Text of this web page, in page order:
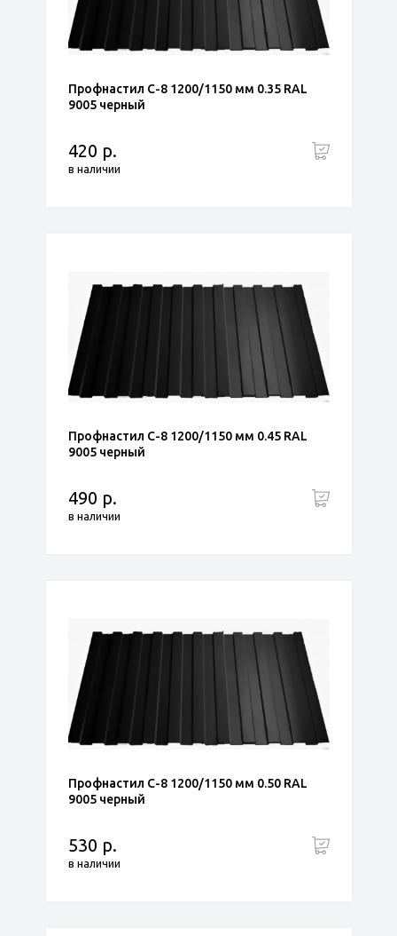
Профнастил С-8 1200/1150 мм 0.35 RAL
9005 черный
420 р.
в наличии
Профнастил С-8 1200/1150 мм 0.45 RAL
9005 черный
490 р.
в наличии
Профнастил С-8 1200/1150 мм 0.50 RAL
9005 черный
530 р.
в наличии